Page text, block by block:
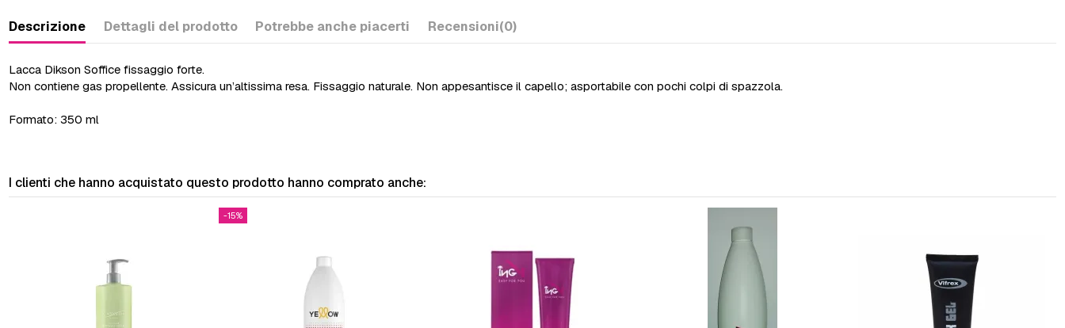
Descrizione Dettagli del prodotto Potrebbe anche piacerti Recensioni(0)
Lacca Dikson Soffice fissaggio forte.
Non contiene gas propellente. Assicura un’altissima resa. Fissaggio naturale. Non appesantisce il capello; asportabile con pochi colpi di spazzola.
Formato: 350 ml
I clienti che hanno acquistato questo prodotto hanno comprato anche:
-15%